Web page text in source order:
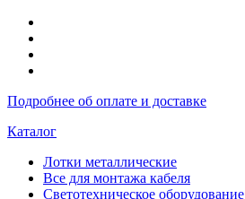
Подробнее об оплате и доставке
Каталог
Лотки металлические
Все для монтажа кабеля
Светотехническое оборудование